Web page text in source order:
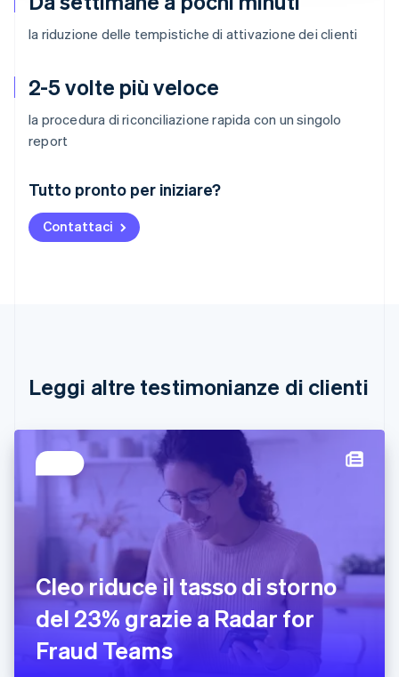
la riduzione delle tempistiche di attivazione dei clienti
2-5 volte più veloce
la procedura di riconciliazione rapida con un singolo
report
Tutto pronto per iniziare?
Contattaci
Leggi altre testimonianze di clienti
Cleo riduce il tasso di storno
del 23% grazie a Radar for
Fraud Teams
Australia
English
Austria
DeutschEnglish
English Français
Cina continentale
Cipro
English
Croazia
Danimarca
English
Emirati Arabi Uniti
Estonia
English
Finlandia
Svenska
Francia